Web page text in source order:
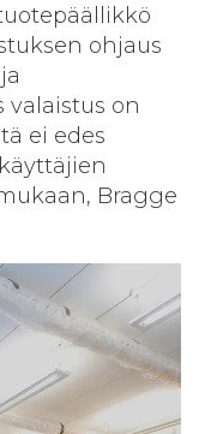
ohjaus
valaistus on
ei edes
Bragge